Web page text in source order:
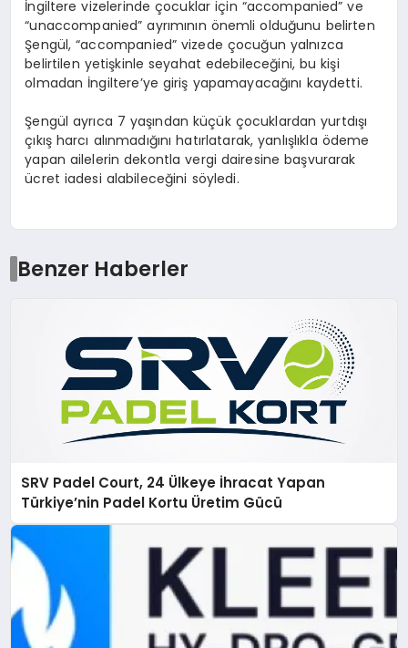
İngiltere vizelerinde çocuklar için “accompanied” ve
“unaccompanied” ayrımının önemli olduğunu belirten
Şengül, “accompanied” vizede çocuğun yalnızca
belirtilen yetişkinle seyahat edebileceğini, bu kişi
olmadan İngiltere’ye giriş yapamayacağını kaydetti.
Şengül ayrıca 7 yaşından küçük çocuklardan yurtdışı
çıkış harcı alınmadığını hatırlatarak, yanlışlıkla ödeme
yapan ailelerin dekontla vergi dairesine başvurarak
ücret iadesi alabileceğini söyledi.
Benzer Haberler
SRV Padel Court, 24 Ülkeye İhracat Yapan
Türkiye’nin Padel Kortu Üretim Gücü